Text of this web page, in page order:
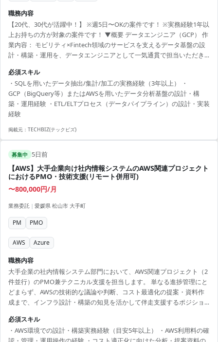
職務内容
【20代、30代が活躍中！】 ※週5日〜OKの案件です！ ※実務経験1年以
上お持ちの方が対象の案件です！ ▼概要 データエンジニア（GCP） 作
業内容： モビリティ×Fintech領域のサービスを支えるデータ基盤の設
計・構築・運用を、データエンジニアとして一気通貫で担当いただき
IoTデバイスなど多様なデータソースからの収集・加工・蓄積。データ
品質管理やモニタリングの仕組み化 ・DWH/データマート構築：
BigQuery を中心としたDWHの設計・運用。アナリスト/データサイエ
ンティスト向けのデータマート設計・整備 ・MLOps基盤整備：車両や
ユーザーに関...
必須スキル
・SQLを用いたデータ抽出/集計/加工の実務経験（3年以上） ・
GCP（BigQuery等）またはAWSを用いたデータ分析基盤の設計・構
築・運用経験 ・ETL/ELTプロセス（データパイプライン）の設計・実装
経験
掲載元： TECHBIZ(テックビズ)
募集中 5日前
【AWS】大手企業向け社内情報システムのAWS関連プロジェクト
におけるPMO・技術支援(リモート併用可)
〜800,000円/月
業務委託 | 愛媛県 松山市 大手町
PM PMO
AWS Azure
職務内容
大手企業の社内情報システム部門において、AWS関連プロジェクト（2
件並行）のPMO兼テクニカル支援を担当します。 単なる進捗管理にと
どまらず、AWSの技術的な議論や判断、コスト最適化の提案・資料作
成まで、インフラ設計・構築の知見を活かして伴走支援するポジショ
クト（2件）の進捗管理、課題管理、ベンダーコントロールを行いま
す。 コスト管理・適正化として、AWS利用料のモニタリング、コスト
必須スキル
・AWS環境での設計・構築実務経験（目安5年以上） ・AWS利用料の確